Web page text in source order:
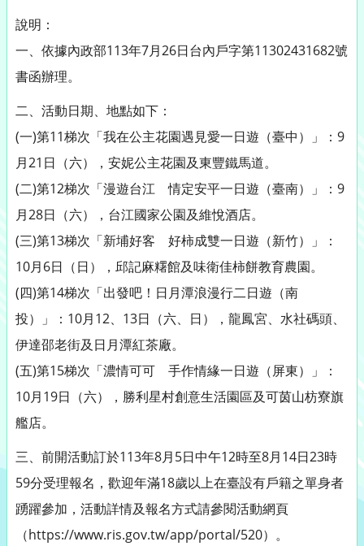
說明：
一、依據內政部113年7月26日台內戶字第11302431682號
書函辦理。
二、活動日期、地點如下：
(一)第11梯次「我在公主花園遇見愛一日遊（臺中）」：9
月21日（六），安妮公主花園及東豐鐵馬道。
(二)第12梯次「漫遊台江 情定安平一日遊（臺南）」：9
月28日（六），台江國家公園及維悅酒店。
(三)第13梯次「新埔好客 好柿成雙一日遊（新竹）」：
10月6日（日），邱記麻糬館及味衛佳柿餅教育農園。
(四)第14梯次「出發吧！日月潭浪漫行二日遊（南
投）」：10月12、13日（六、日），龍鳳宮、水社碼頭、
伊達邵老街及日月潭紅茶廠。
(五)第15梯次「濃情可可 手作情緣一日遊（屏東）」：
10月19日（六），勝利星村創意生活園區及可茵山枋寮旗
艦店。
三、前開活動訂於113年8月5日中午12時至8月14日23時
59分受理報名，歡迎年滿18歲以上在臺設有戶籍之單身者
踴躍參加，活動詳情及報名方式請參閱活動網頁
（https://www.ris.gov.tw/app/portal/520）。